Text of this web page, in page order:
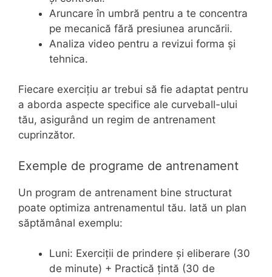
Aruncare în umbră pentru a te concentra
pe mecanică fără presiunea aruncării.
Analiza video pentru a revizui forma și
tehnica.
Fiecare exercițiu ar trebui să fie adaptat pentru
a aborda aspecte specifice ale curveball-ului
tău, asigurând un regim de antrenament
cuprinzător.
Exemple de programe de antrenament
Un program de antrenament bine structurat
poate optimiza antrenamentul tău. Iată un plan
săptămânal exemplu:
Luni: Exerciții de prindere și eliberare (30
de minute) + Practică țintă (30 de